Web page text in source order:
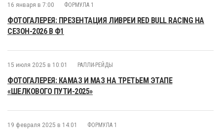
16 января в 7:00 ФОРМУЛА 1
ФОТОГАЛЕРЕЯ: ПРЕЗЕНТАЦИЯ ЛИВРЕИ RED BULL RACING НА
СЕЗОН-2026 В Ф1
15 июля 2025 в 10:01 РАЛЛИ-РЕЙДЫ
ФОТОГАЛЕРЕЯ: КАМАЗ И МАЗ НА ТРЕТЬЕМ ЭТАПЕ
«ШЕЛКОВОГО ПУТИ-2025»
19 февраля 2025 в 14:01 ФОРМУЛА 1